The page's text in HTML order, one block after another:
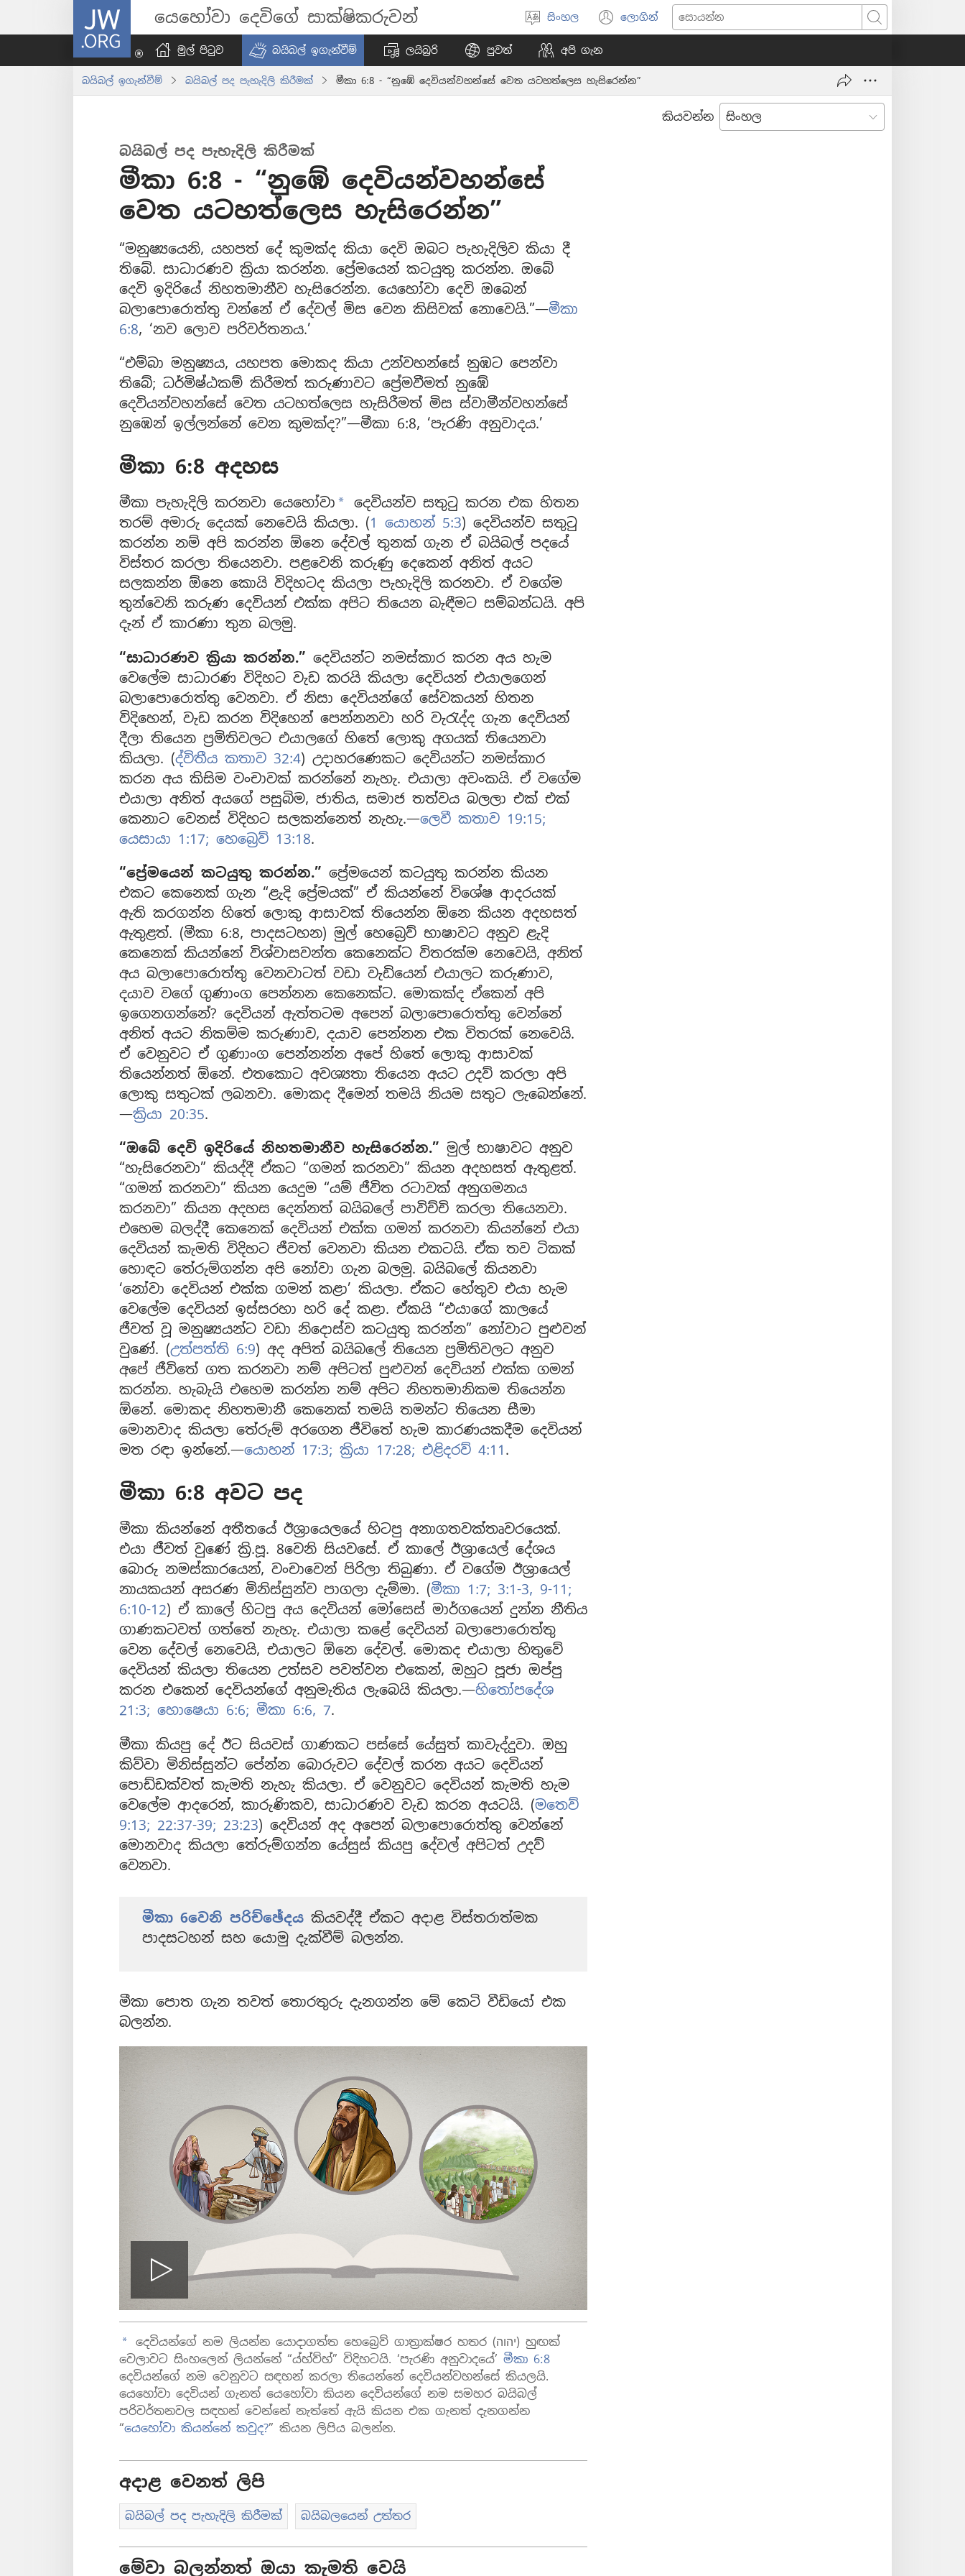
JW.ORG යෙහෝවා දෙවිගේ සාක්ෂිකරුවන්
භාෂාව
තෝරන්න
සිංහල ලොගින්
(opens
new
සොයන්න
මුල් පිටුව බයිබල් ඉගැන්වීම් ලයිබ්‍රරි පුවත් අපි ගැන
බයිබල් ඉගැන්වීම් බයිබල් පද පැහැදිලි කිරීමක් මීකා 6:8 - “නුඹේ දෙවියන්වහන්සේ වෙත යටහත්ලෙස හැසිරෙන්න”
කියවන්න
බයිබල් පද පැහැදිලි කිරීමක්
මීකා 6:8 - “නුඹේ දෙවියන්වහන්සේ
වෙත යටහත්ලෙස හැසිරෙන්න”
“මනුෂ්‍යයෙනි, යහපත් දේ කුමක්ද කියා දෙවි ඔබට පැහැදිලිව කියා දී
තිබේ. සාධාරණව ක්‍රියා කරන්න. ප්‍රේමයෙන් කටයුතු කරන්න. ඔබේ
දෙවි ඉදිරියේ නිහතමානීව හැසිරෙන්න. යෙහෝවා දෙවි ඔබෙන්
බලාපොරොත්තු වන්නේ ඒ දේවල් මිස වෙන කිසිවක් නොවෙයි.”—මීකා
6:8, ‘නව ලොව පරිවර්තනය.’
“එම්බා මනුෂ්‍යය, යහපත මොකද කියා උන්වහන්සේ නුඹට පෙන්වා
තිබේ; ධර්මිෂ්ඨකම් කිරීමත් කරුණාවට ප්‍රේමවීමත් නුඹේ
දෙවියන්වහන්සේ වෙත යටහත්ලෙස හැසිරීමත් මිස ස්වාමීන්වහන්සේ
නුඹෙන් ඉල්ලන්නේ වෙන කුමක්ද?”—මීකා 6:8, ‘පැරණි අනුවාදය.’
මීකා 6:8 අදහස
මීකා පැහැදිලි කරනවා යෙහෝවා a දෙවියන්ව සතුටු කරන එක හිතන
තරම් අමාරු දෙයක් නෙවෙයි කියලා. (1 යොහන් 5:3) දෙවියන්ව සතුටු
කරන්න නම් අපි කරන්න ඕනෙ දේවල් තුනක් ගැන ඒ බයිබල් පදයේ
විස්තර කරලා තියෙනවා. පළවෙනි කරුණු දෙකෙන් අනිත් අයට
සලකන්න ඕනෙ කොයි විදිහටද කියලා පැහැදිලි කරනවා. ඒ වගේම
තුන්වෙනි කරුණ දෙවියන් එක්ක අපිට තියෙන බැඳීමට සම්බන්ධයි. අපි
දැන් ඒ කාරණා තුන බලමු.
“සාධාරණව ක්‍රියා කරන්න.” දෙවියන්ට නමස්කාර කරන අය හැම
වෙලේම සාධාරණ විදිහට වැඩ කරයි කියලා දෙවියන් එයාලගෙන්
බලාපොරොත්තු වෙනවා. ඒ නිසා දෙවියන්ගේ සේවකයන් හිතන
විදිහෙන්, වැඩ කරන විදිහෙන් පෙන්නනවා හරි වැරැද්ද ගැන දෙවියන්
දීලා තියෙන ප්‍රමිතිවලට එයාලගේ හිතේ ලොකු අගයක් තියෙනවා
කියලා. (ද්විතීය කතාව 32:4) උදාහරණෙකට දෙවියන්ට නමස්කාර
කරන අය කිසිම වංචාවක් කරන්නේ නැහැ. එයාලා අවංකයි. ඒ වගේම
එයාලා අනිත් අයගේ පසුබිම, ජාතිය, සමාජ තත්වය බලලා එක් එක්
කෙනාට වෙනස් විදිහට සලකන්නෙත් නැහැ.—ලෙවී කතාව 19:15;
යෙසායා 1:17; හෙබ්‍රෙව් 13:18.
“ප්‍රේමයෙන් කටයුතු කරන්න.” ප්‍රේමයෙන් කටයුතු කරන්න කියන
එකට කෙනෙක් ගැන “ළැදි ප්‍රේමයක්” ඒ කියන්නේ විශේෂ ආදරයක්
ඇති කරගන්න හිතේ ලොකු ආසාවක් තියෙන්න ඕනෙ කියන අදහසත්
ඇතුළත්. (මීකා 6:8, පාදසටහන) මුල් හෙබ්‍රෙව් භාෂාවට අනුව ළැදි
කෙනෙක් කියන්නේ විශ්වාසවන්ත කෙනෙක්ට විතරක්ම නෙවෙයි, අනිත්
අය බලාපොරොත්තු වෙනවාටත් වඩා වැඩියෙන් එයාලට කරුණාව,
දයාව වගේ ගුණාංග පෙන්නන කෙනෙක්ට. මොකක්ද ඒකෙන් අපි
ඉගෙනගන්නේ? දෙවියන් ඇත්තටම අපෙන් බලාපොරොත්තු වෙන්නේ
අනිත් අයට නිකම්ම කරුණාව, දයාව පෙන්නන එක විතරක් නෙවෙයි.
ඒ වෙනුවට ඒ ගුණාංග පෙන්නන්න අපේ හිතේ ලොකු ආසාවක්
තියෙන්නත් ඕනේ. එතකොට අවශ්‍යතා තියෙන අයට උදව් කරලා අපි
ලොකු සතුටක් ලබනවා. මොකද දීමෙන් තමයි නියම සතුට ලැබෙන්නේ.
—ක්‍රියා 20:35.
“ඔබේ දෙවි ඉදිරියේ නිහතමානීව හැසිරෙන්න.” මුල් භාෂාවට අනුව
“හැසිරෙනවා” කියද්දී ඒකට “ගමන් කරනවා” කියන අදහසත් ඇතුළත්.
“ගමන් කරනවා” කියන යෙදුම “යම් ජීවිත රටාවක් අනුගමනය
කරනවා” කියන අදහස දෙන්නත් බයිබලේ පාවිච්චි කරලා තියෙනවා.
එහෙම බලද්දී කෙනෙක් දෙවියන් එක්ක ගමන් කරනවා කියන්නේ එයා
දෙවියන් කැමති විදිහට ජීවත් වෙනවා කියන එකටයි. ඒක තව ටිකක්
හොඳට තේරුම්ගන්න අපි නෝවා ගැන බලමු. බයිබලේ කියනවා
‘නෝවා දෙවියන් එක්ක ගමන් කළා’ කියලා. ඒකට හේතුව එයා හැම
වෙලේම දෙවියන් ඉස්සරහා හරි දේ කළා. ඒකයි “එයාගේ කාලයේ
ජීවත් වූ මනුෂ්‍යයන්ට වඩා නිදොස්ව කටයුතු කරන්න” නෝවාට පුළුවන්
වුණේ. (උත්පත්ති 6:9) අද අපිත් බයිබලේ තියෙන ප්‍රමිතිවලට අනුව
අපේ ජීවිතේ ගත කරනවා නම් අපිටත් පුළුවන් දෙවියන් එක්ක ගමන්
කරන්න. හැබැයි එහෙම කරන්න නම් අපිට නිහතමානිකම තියෙන්න
ඕනේ. මොකද නිහතමානී කෙනෙක් තමයි තමන්ට තියෙන සීමා
මොනවාද කියලා තේරුම් අරගෙන ජීවිතේ හැම කාරණයකදීම දෙවියන්
මත රඳා ඉන්නේ.—යොහන් 17:3; ක්‍රියා 17:28; එළිදරව් 4:11 .
මීකා 6:8 අවට පද
මීකා කියන්නේ අතීතයේ ඊශ්‍රායෙලයේ හිටපු අනාගතවක්තෘවරයෙක්.
එයා ජීවත් වුණේ ක්‍රි.පූ. 8වෙනි සියවසේ. ඒ කාලේ ඊශ්‍රායෙල් දේශය
බොරු නමස්කාරයෙන්, වංචාවෙන් පිරිලා තිබුණා. ඒ වගේම ඊශ්‍රායෙල්
නායකයන් අසරණ මිනිස්සුන්ව පාගලා දැම්මා. (මීකා 1:7; 3:1-3, 9-11;
6:10-12) ඒ කාලේ හිටපු අය දෙවියන් මෝසෙස් මාර්ගයෙන් දුන්න නීතිය
ගාණකටවත් ගත්තේ නැහැ. එයාලා කළේ දෙවියන් බලාපොරොත්තු
වෙන දේවල් නෙවෙයි, එයාලට ඕනෙ දේවල්. මොකද එයාලා හිතුවේ
දෙවියන් කියලා තියෙන උත්සව පවත්වන එකෙන්, ඔහුට පූජා ඔප්පු
කරන එකෙන් දෙවියන්ගේ අනුමැතිය ලැබෙයි කියලා.—හිතෝපදේශ
21:3; හොෂෙයා 6:6; මීකා 6:6, 7.
මීකා කියපු දේ ඊට සියවස් ගාණකට පස්සේ යේසුත් කාවැද්දුවා. ඔහු
කිව්වා මිනිස්සුන්ට පේන්න බොරුවට දේවල් කරන අයට දෙවියන්
පොඩ්ඩක්වත් කැමති නැහැ කියලා. ඒ වෙනුවට දෙවියන් කැමති හැම
වෙලේම ආදරෙන්, කාරුණිකව, සාධාරණව වැඩ කරන අයටයි. (මතෙව්
9:13; 22:37-39; 23:23) දෙවියන් අද අපෙන් බලාපොරොත්තු වෙන්නේ
මොනවාද කියලා තේරුම්ගන්න යේසුස් කියපු දේවල් අපිටත් උදව්
වෙනවා.
මීකා 6වෙනි පරිච්ඡේදය කියවද්දී ඒකට අදාළ විස්තරාත්මක
පාදසටහන් සහ යොමු දැක්වීම් බලන්න.
මීකා පොත ගැන තවත් තොරතුරු දැනගන්න මේ කෙටි වීඩියෝ එක
බලන්න.
ප්ලේ
a දෙවියන්ගේ නම ලියන්න යොදාගත්ත හෙබ්‍රෙව් ගාත්‍රාක්ෂර හතර (יהוה) හුඟක්
වෙලාවට සිංහලෙන් ලියන්නේ “ය්හ්ව්හ්” විදිහටයි. ‘පැරණි අනුවාදයේ’ මීකා 6:8
දෙවියන්ගේ නම වෙනුවට සඳහන් කරලා තියෙන්නේ දෙවියන්වහන්සේ කියලයි.
යෙහෝවා දෙවියන් ගැනත් යෙහෝවා කියන දෙවියන්ගේ නම සමහර බයිබල්
පරිවර්තනවල සඳහන් වෙන්නේ නැත්තේ ඇයි කියන එක ගැනත් දැනගන්න
“යෙහෝවා කියන්නේ කවුද?” කියන ලිපිය බලන්න.
අදාළ වෙනත් ලිපි
බයිබල් පද පැහැදිලි කිරීමක් බයිබලයෙන් උත්තර
මේවා බලන්නත් ඔයා කැමති වෙයි